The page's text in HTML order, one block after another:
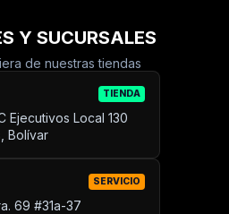
Y SUCURSALES
de nuestras tiendas
TIENDA
Ejecutivos Local 130
Bolívar
SERVICIO
69 #31a-37